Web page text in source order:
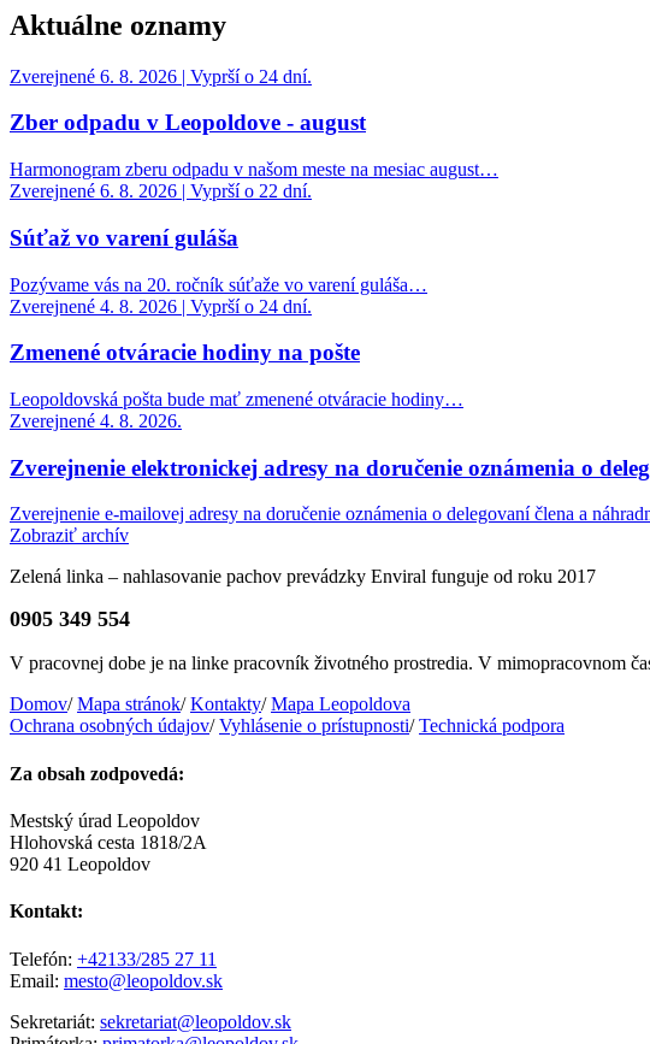
Aktuálne oznamy
Zverejnené 6. 8. 2026 | Vyprší o 24 dní.
Zber odpadu v Leopoldove - august
Harmonogram zberu odpadu v našom meste na mesiac august…
Zverejnené 6. 8. 2026 | Vyprší o 22 dní.
Súťaž vo varení guláša
Pozývame vás na 20. ročník súťaže vo varení guláša…
Zverejnené 4. 8. 2026 | Vyprší o 24 dní.
Zmenené otváracie hodiny na pošte
Leopoldovská pošta bude mať zmenené otváracie hodiny…
Zverejnené 4. 8. 2026.
Zverejnenie elektronickej adresy na doručenie oznámenia o
Zverejnenie e-mailovej adresy na doručenie oznámenia o delegovaní člena a
Zobraziť archív
Zelená linka – nahlasovanie pachov prevádzky Enviral funguje od roku 2017
0905 349 554
V pracovnej dobe je na linke pracovník životného prostredia. V mimopracovnom
Domov/ Mapa stránok/ Kontakty/ Mapa Leopoldova
Ochrana osobných údajov/ Vyhlásenie o prístupnosti/ Technická podpora
Za obsah zodpovedá:
Mestský úrad Leopoldov
Hlohovská cesta 1818/2A
920 41 Leopoldov
Kontakt:
Telefón: +42133/285 27 11
Email: mesto@leopoldov.sk
Sekretariát: sekretariat@leopoldov.sk